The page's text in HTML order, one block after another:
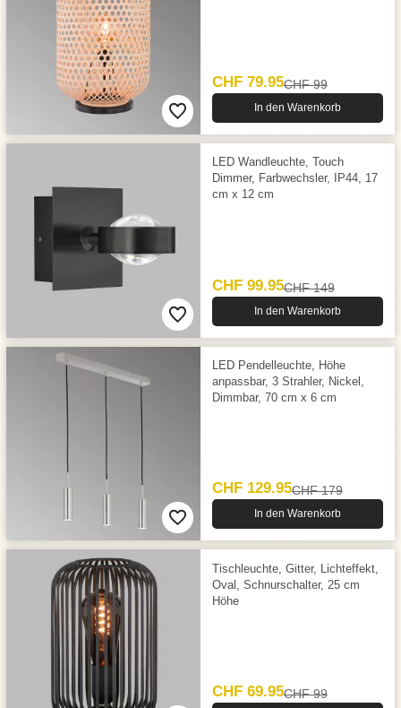
CHF 79.95CHF 99
In den Warenkorb
LED Wandleuchte, Touch
Dimmer, Farbwechsler, IP44, 17
cm x 12 cm
CHF 99.95CHF 149
In den Warenkorb
LED Pendelleuchte, Höhe
anpassbar, 3 Strahler, Nickel,
Dimmbar, 70 cm x 6 cm
CHF 129.95CHF 179
In den Warenkorb
Tischleuchte, Gitter, Lichteffekt,
Oval, Schnurschalter, 25 cm
Höhe
CHF 69.95CHF 99